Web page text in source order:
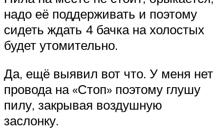
надо её поддерживать и поэтому
сидеть ждать 4 бачка на холостых
будет утомительно.
Да, ещё выявил вот что. У меня нет
провода на «Стоп» поэтому глушу
пилу, закрывая воздушную
заслонку.